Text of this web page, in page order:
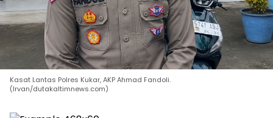
Kasat Lantas Polres Kukar, AKP Ahmad Fandoli.
(Irvan/dutakaltimnews.com)